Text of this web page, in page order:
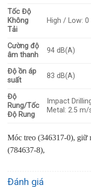
Tốc Độ
Không
Tải
High / Low:
Cường độ
âm thanh
94 dB(A)
Độ ồn áp
suất
83 dB(A)
Độ
Rung/Tốc
Độ Rung
Impact
Metal: 2.5 m/
Móc treo (346317-0), giữ
(784637-8),
Đánh giá